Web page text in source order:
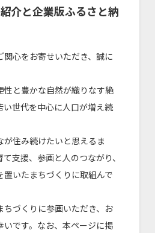
介と企業版ふるさと納
関心をお寄せいただき、誠に
性と豊かな自然が織りなす絶
世代を中心に人口が増え続
が住み続けたいと思えるま
支援、参画と人のつながり、
いたまちづくりに取組んで
ちづくりに参画いただき、お
いです。なお、本ページに掲